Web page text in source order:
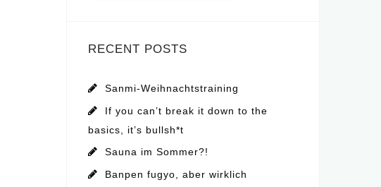
RECENT POSTS
Sanmi-Weihnachtstraining
If you can’t break it down to the
basics, it’s bullsh*t
Sauna im Sommer?!
Banpen fugyo, aber wirklich